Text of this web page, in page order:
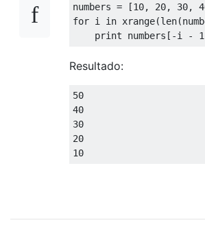
numbers = [10, 20, 30,
for i in xrange(len(
print numbers [-i - 1
Resultado:
50
40
30
20
10